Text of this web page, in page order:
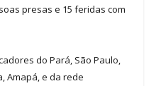
presas e 15 feridas com
do Pará, São Paulo,
Amapá, e da rede